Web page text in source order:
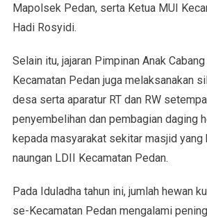
Mapolsek Pedan, serta Ketua MUI
Hadi Rosyidi.
Selain itu, jajaran Pimpinan Anak
Kecamatan Pedan juga melaksanakan
desa serta aparatur RT dan RW
penyembelihan dan pembagian daging
kepada masyarakat sekitar masjid yang
naungan LDII Kecamatan Pedan.
Pada Iduladha tahun ini, jumlah hewan
se-Kecamatan Pedan mengalami